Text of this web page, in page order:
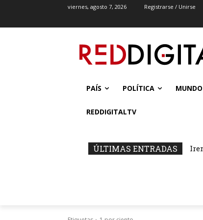
viernes, agosto 7, 2026 Registrarse / Unirse
PAÍS POLÍTICA MUNDO
REDDIGITALTV
ÚLTIMAS ENTRADAS